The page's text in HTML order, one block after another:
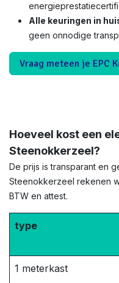
Alle keuringen in
geen onnodige
Vraag meteen je EPC
Hoeveel kost een
Steenokkerzeel?
De prijs is transparant en
Steenokkerzeel rekenen
BTW en attest.
type
1 meterkast